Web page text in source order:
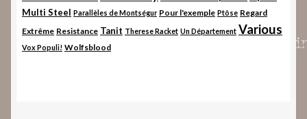
Multi Steel Parallèles de Montségur Pour l'exemple Ptôse Regard
Extrême Resistance Tanit Therese Racket Un Département Various
Vox Populi! Wolfsblood